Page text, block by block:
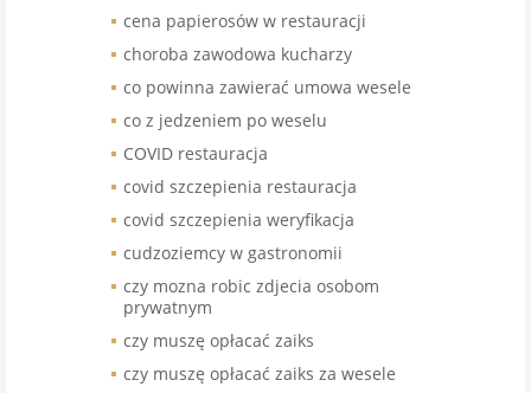
cena papierosów w restauracji
choroba zawodowa kucharzy
co powinna zawierać umowa wesele
co z jedzeniem po weselu
COVID restauracja
covid szczepienia restauracja
covid szczepienia weryfikacja
cudzoziemcy w gastronomii
czy mozna robic zdjecia osobom
prywatnym
czy muszę opłacać zaiks
czy muszę opłacać zaiks za wesele